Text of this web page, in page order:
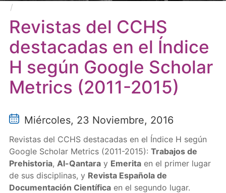
Google Scholar Metrics (2011-2015)
Revistas del CCHS
destacadas en el Índice
H según Google Scholar
Metrics (2011-2015)
Miércoles, 23 Noviembre, 2016
Revistas del CCHS destacadas en el Índice H según
Google Scholar Metrics (2011-2015): Trabajos de
Prehistoria, Al-Qantaray Emeritaen el primer lugar
de sus disciplinas, y Revista Española de
Documentación Científicaen el segundo lugar.